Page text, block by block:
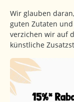
Wir glauben
guten Zutaten
verzichen wir auf
künstliche